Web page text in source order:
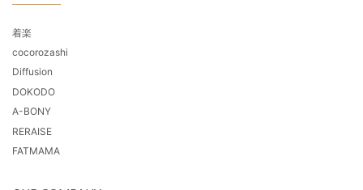
着楽
cocorozashi
Diffusion
DOKODO
A-BONY
RERAISE
FATMAMA